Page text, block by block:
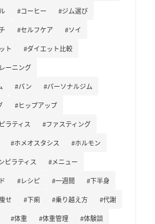
#コーヒー
#ジム選び
#セルフケア
#ソイ
ト
#ダイエット比較
ーニング
#パン
#パーソナルジム
#ヒップアップ
ラティス
#ファスティング
#ホメオスタシス
#ホルモン
ピラティス
#メニュー
#レシピ #一週間
#下半身
せ #下痢 #乗り越え方
#代謝
#体重 #体重管理
#体験談